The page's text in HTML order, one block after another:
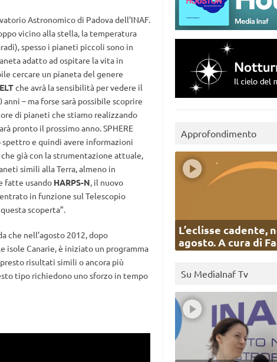
Astronomico di Padova dell’INAF.
vicino alla stella, la temperatura
spesso i pianeti piccoli sono in
adatto ad ospitare la vita in
cercare un pianeta del genere
che avrà la sensibilità per vedere il
– ma forse sarà possibile scoprire
di pianeti che stiamo realizzando
pronto il prossimo anno. SPHERE
e quindi avere informazioni
già con la strumentazione attuale,
simili alla Terra, almeno in
fatte usando HARPS-N, il nuovo
in funzione sul Telescopio
scoperta”.
che nell’agosto 2012, dopo
isole Canarie, è iniziato un programma
risultati simili o ancora più
tipo richiedono uno sforzo in tempo
Approfondimento
L’eclisse cadente,
agosto. A cura di
Su MediaInaf Tv